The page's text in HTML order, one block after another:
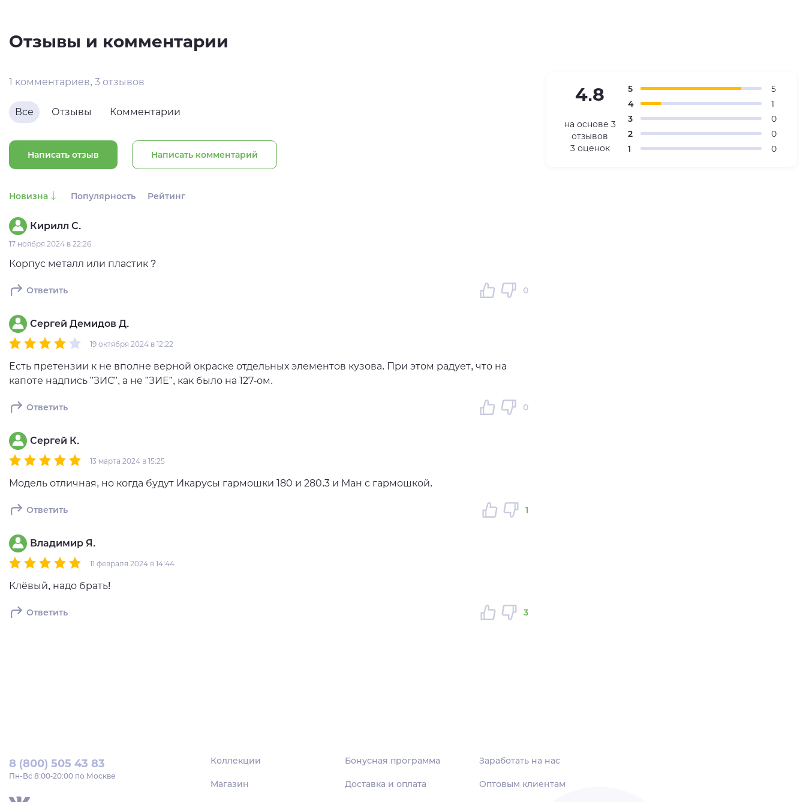
Отзывы и комментарии
1 комментариев, 3 отзывов
Все Отзывы Комментарии
Написать отзыв Написать комментарий
Новизна Популярность Рейтинг
Кирилл С.
17 ноября 2024 в 22:26
Корпус металл или пластик ?
Ответить 0
Сергей Демидов Д.
19 октября 2024 в 12:22
Есть претензии к не вполне верной окраске отдельных элементов кузова. При этом радует, что на
капоте надпись "ЗИС", а не "ЗИЕ", как было на 127-ом.
Ответить 0
Сергей К.
13 марта 2024 в 15:25
Модель отличная, но когда будут Икарусы гармошки 180 и 280.3 и Ман с гармошкой.
Ответить 1
Владимир Я.
11 февраля 2024 в 14:44
Клёвый, надо брать!
Ответить 3
4.8
на основе 3
отзывов
3 оценок
5
5
4
1
3
0
2
0
1
0
8 (800) 505 43 83
Пн‑Вс 8:00-20:00 по Москве
Коллекции
Магазин
Бонусная программа
Доставка и оплата
Заработать на нас
Оптовым клиентам